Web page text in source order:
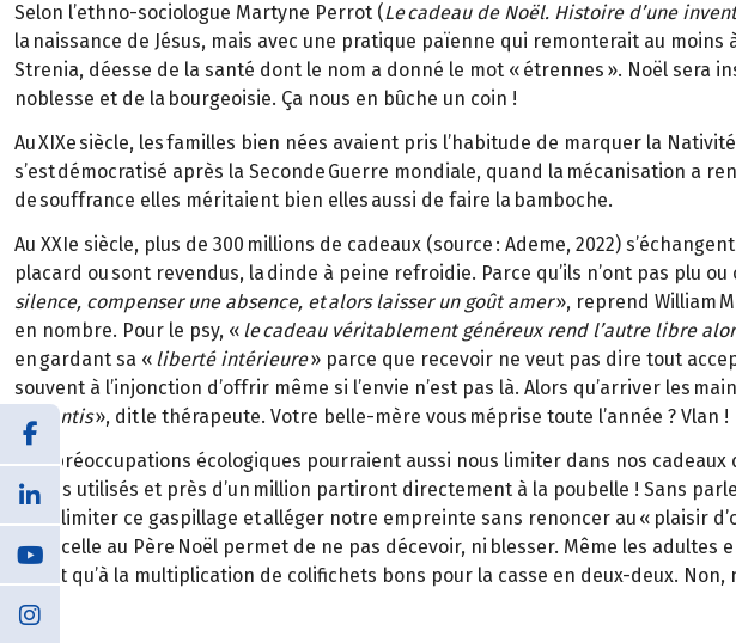
Selon l’ethno-sociologue Martyne Perrot (Le cadeau de Noël. Histoire d’une
la naissance de Jésus, mais avec une pratique païenne qui remonterait au
Strenia, déesse de la santé dont le nom a donné le mot « étrennes ». Noël sera
noblesse et de la bourgeoisie. Ça nous en bûche un coin !
Au XIXe siècle, les familles bien nées avaient pris l’habitude de marquer la
s’est démocratisé après la Seconde Guerre mondiale, quand la mécanisation a
de souffrance elles méritaient bien elles aussi de faire la bamboche.
Au XXIe siècle, plus de 300 millions de cadeaux (source : Ademe, 2022)
placard ou sont revendus, la dinde à peine refroidie. Parce qu’ils n’ont pas plu
silence, compenser une absence, et alors laisser un goût amer», reprend William
en nombre. Pour le psy, « le cadeau véritablement généreux rend l’autre libre
en gardant sa « liberté intérieure» parce que recevoir ne veut pas dire tout
souvent à l’injonction d’offrir même si l’envie n’est pas là. Alors qu’arriver les
ressentis», dit le thérapeute. Votre belle-mère vous méprise toute l’année ? Vlan !
Des préoccupations écologiques pourraient aussi nous limiter dans nos
jamais utilisés et près d’un million partiront directement à la poubelle ! Sans
pour limiter ce gaspillage et alléger notre empreinte sans renoncer au « plaisir
liste, celle au Père Noël permet de ne pas décevoir, ni blesser. Même les
plutôt qu’à la multiplication de colifichets bons pour la casse en deux-deux.